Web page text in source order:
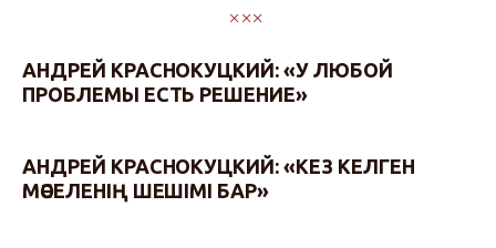
АНДРЕЙ КРАСНОКУЦКИЙ: «У ЛЮБОЙ
ПРОБЛЕМЫ ЕСТЬ РЕШЕНИЕ»
АНДРЕЙ КРАСНОКУЦКИЙ: «КЕЗ КЕЛГЕН
МӘСЕЛЕНІҢ ШЕШІМІ БАР»